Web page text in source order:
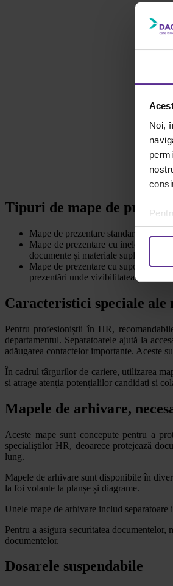
Noi,
Tipuri de mape de
Mape de prezentare standard: pot fi
Mape de prezentare cu inele: sunt
documente și materiale suplimentare.
Mape de prezentare cu suport
prezentări unde vizibilitatea și
Caracteristici speciale
Pentru profesioniștii în HR,
departamentul. Separatoarele ajută la
adăugarea contactelor importante. Aceste
În cadrul târgurilor de cariere, utilizarea
și atrage atenția potențialilor candidați și
Mapele de arhivare,
Aceste mape sunt concepute pentru a
specialiștilor HR, deoarece protejează
lung.
Mapele de arhivare sunt disponibile în
la foi volante la planșe și diagrame.
Unele mape de arhivare includ
Pentru a asigura securitatea
documentelor.
Dosarele suspendabile